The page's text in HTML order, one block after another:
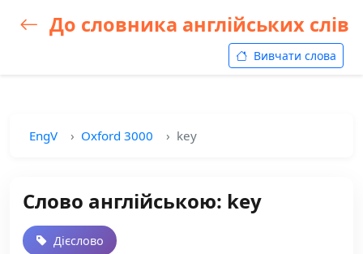
До словника англійських слів
Вивчати слова
EngV Oxford 3000 key
Слово англійською: key
Дієслово